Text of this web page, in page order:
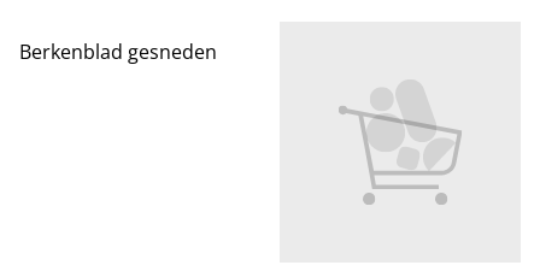
Berkenblad gesneden